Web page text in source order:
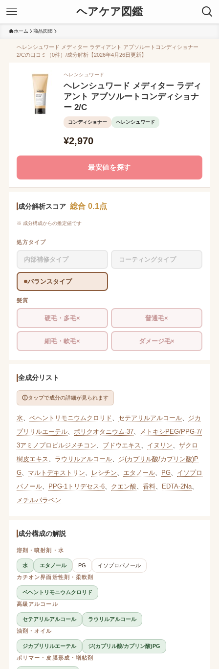
ヘアケア図鑑
ホーム 商品図鑑
ヘレンシュワード メディター ラディアント アブソルートコンディショナー
2/Cの口コミ（0件）/成分解析【2026年4月26日更新】
ヘレンシュワード
ヘレンシュワード メディター ラディ
アント アブソルートコンディショナ
ー 2/C
コンディショナー ヘレンシュワード
¥2,970
最安値を探す
成分解析スコア 総合 0.1点
※ 成分構成からの推定値です
処方タイプ
内部補修タイプ コーティングタイプ
バランスタイプ
髪質
硬毛・多毛× 普通毛×
細毛・軟毛× ダメージ毛×
全成分リスト
タップで成分の詳細が見られます
水 ベヘントリモニウムクロリド セテアリルアルコール、 ジカ
プリリルエーテル、 ポリクオタニウム-37、
メトキシPEG/PPG-7/
3アミノプロピルジメチコン
ブドウエキス イヌリン
ザクロ
樹皮エキス
ラウリルアルコール、 ジ(カプリル酸/カプリン酸)P
G、 マルトデキストリン レシチン エタノール、 PG、 イソプロ
パノール、 PPG-1トリデセス-6、 クエン酸 香料、 EDTA-2Na、
メチルパラベン
成分構成の解説
溶剤・噴射剤・水
水 エタノール PG
イソプロパノール
カチオン界面活性剤・柔軟剤
ベヘントリモニウムクロリド
高級アルコール
セテアリルアルコール
ラウリルアルコール
油剤・オイル
ジカプリリルエーテル
ジ(カプリル酸/カプリン酸)PG
ポリマー・皮膜形成・増粘剤